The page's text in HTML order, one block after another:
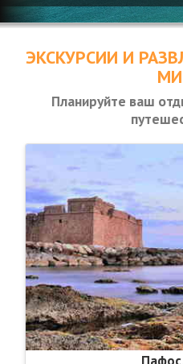
ЭКСКУРСИИ И
Планируйте ваш